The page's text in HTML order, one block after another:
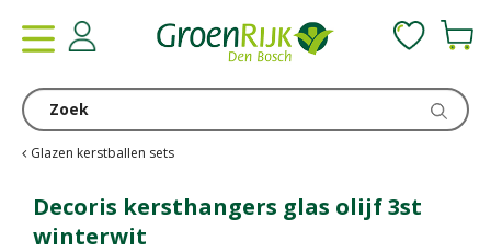
Glazen kerstballen sets
Decoris kersthangers glas olijf 3st
winterwit